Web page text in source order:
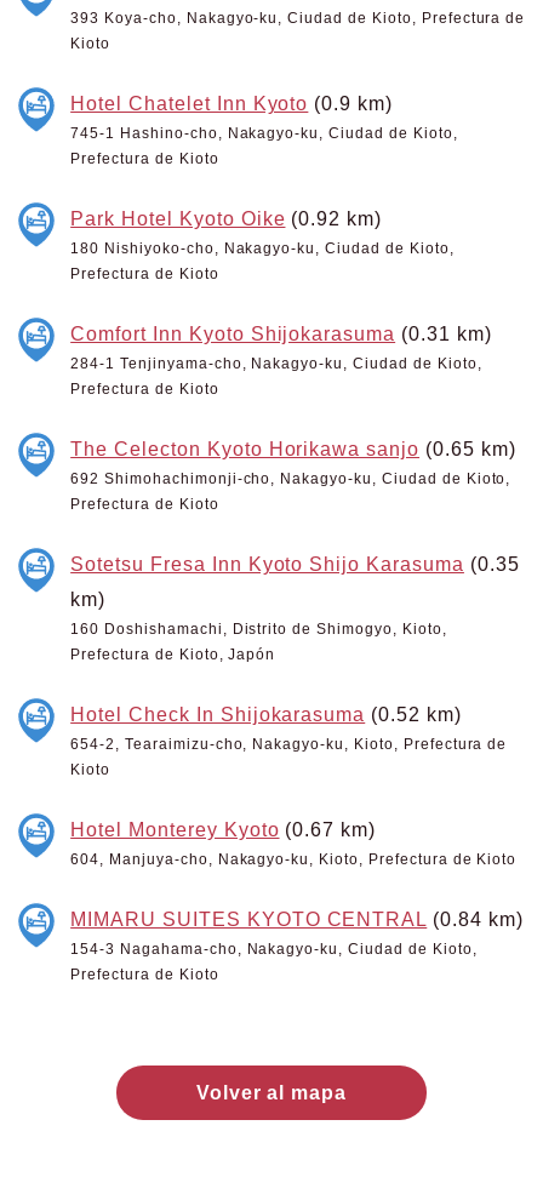
393 Koya-cho, Nakagyo-ku, Ciudad de Kioto, Prefectura de
Kioto
Hotel Chatelet Inn Kyoto (0.9 km)
745-1 Hashino-cho, Nakagyo-ku, Ciudad de Kioto,
Prefectura de Kioto
Park Hotel Kyoto Oike (0.92 km)
180 Nishiyoko-cho, Nakagyo-ku, Ciudad de Kioto,
Prefectura de Kioto
Comfort Inn Kyoto Shijokarasuma (0.31 km)
284-1 Tenjinyama-cho, Nakagyo-ku, Ciudad de Kioto,
Prefectura de Kioto
The Celecton Kyoto Horikawa sanjo (0.65 km)
692 Shimohachimonji-cho, Nakagyo-ku, Ciudad de Kioto,
Prefectura de Kioto
Sotetsu Fresa Inn Kyoto Shijo Karasuma (0.35
km)
160 Doshishamachi, Distrito de Shimogyo, Kioto,
Prefectura de Kioto, Japón
Hotel Check In Shijokarasuma (0.52 km)
654-2, Tearaimizu-cho, Nakagyo-ku, Kioto, Prefectura de
Kioto
Hotel Monterey Kyoto (0.67 km)
604, Manjuya-cho, Nakagyo-ku, Kioto, Prefectura de Kioto
MIMARU SUITES KYOTO CENTRAL (0.84 km)
154-3 Nagahama-cho, Nakagyo-ku, Ciudad de Kioto,
Prefectura de Kioto
Volver al mapa